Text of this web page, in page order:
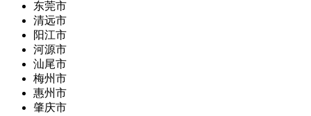
东莞市
清远市
阳江市
河源市
汕尾市
梅州市
惠州市
肇庆市